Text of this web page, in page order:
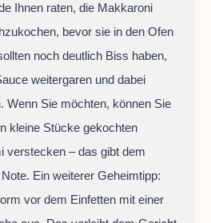
Ihnen raten, die Makkaroni
bevor sie in den Ofen
noch deutlich Biss haben,
weitergaren und dabei
Wenn Sie möchten, können Sie
kleine Stücke gekochten
verstecken – das gibt dem
Ein weiterer Geheimtipp:
vor dem Einfetten mit einer